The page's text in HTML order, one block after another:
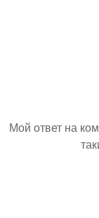
Мой ответ на